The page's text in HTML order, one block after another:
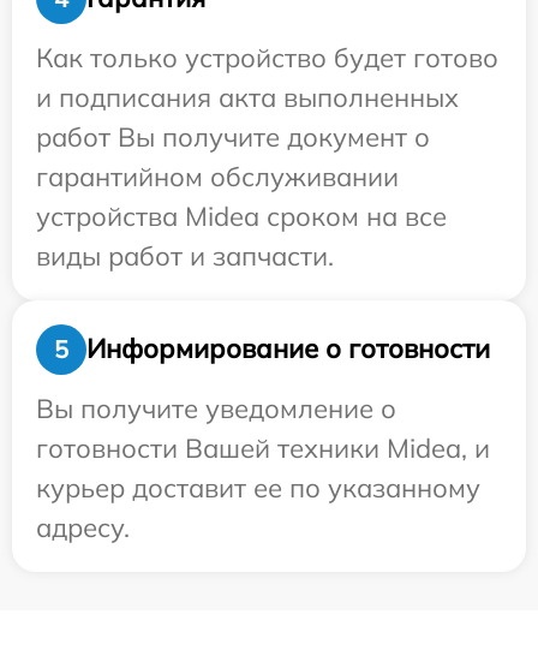
Как только устройство будет готово
и подписания акта выполненных
работ Вы получите документ о
гарантийном обслуживании
устройства Midea сроком на все
виды работ и запчасти.
5
Информирование о готовности
Вы получите уведомление о
готовности Вашей техники Midea, и
курьер доставит ее по указанному
адресу.